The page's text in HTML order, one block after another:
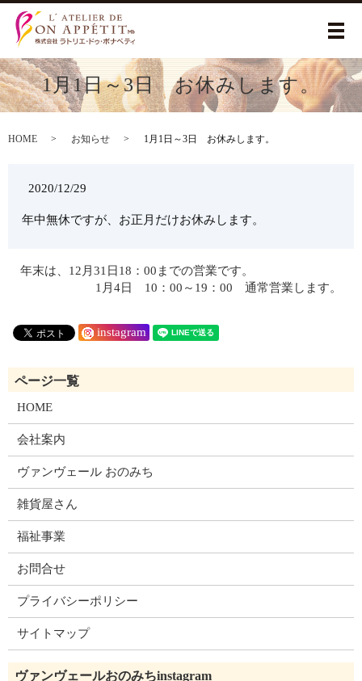
メ
1月1日～3日 お休みします。
HOME お知らせ 1月1日～3日 お休みします。
2020/12/29
年中無休ですが、お正月だけお休みします。
年末は、12月31日18：00までの営業です。
1月4日 10：00～19：00 通常営業します。
instagram
HOME
会社案内
ヴァンヴェール おのみち
雑貨屋さん
福祉事業
お問合せ
プライバシーポリシー
サイトマップ